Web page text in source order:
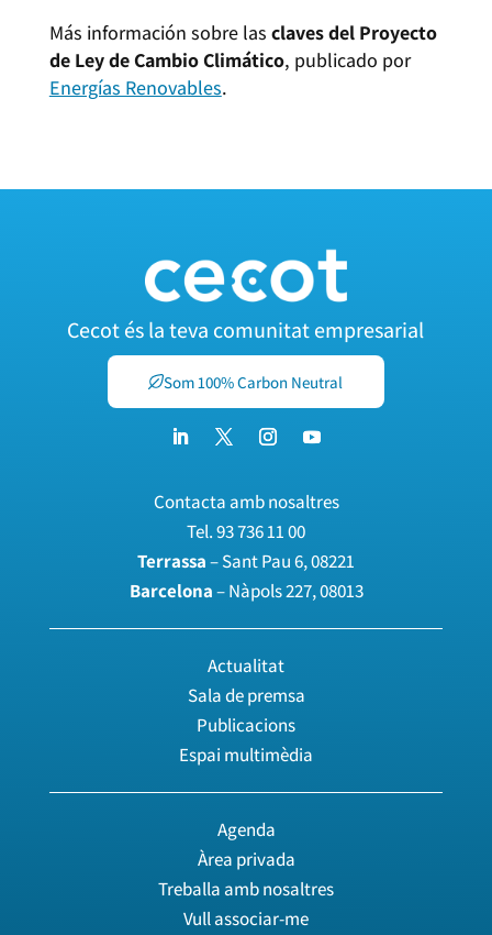
Más información sobre las claves del Proyecto
de Ley de Cambio Climático, publicado por
Energías Renovables.
Cecot és la teva comunitat empresarial
Som 100% Carbon Neutral
Contacta amb nosaltres
Tel.93 736 11 00
Terrassa– Sant Pau 6, 08221
Barcelona– Nàpols 227, 08013
Actualitat
Sala de premsa
Publicacions
Espai multimèdia
Agenda
Àrea privada
Treballa amb nosaltres
Vull associar-me